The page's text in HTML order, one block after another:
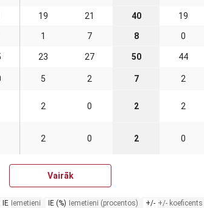
19 21 40 19
1 7 8 0
23 27 50 44
5 2 7 2
2 0 2 2
2 0 2 0
Vairāk
IE Iemetieni IE (%) Iemetieni (procentos) +/- +/- koeficents